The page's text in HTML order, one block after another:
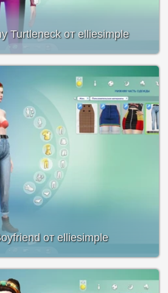
Turtleneck от elliesimple
от elliesimple